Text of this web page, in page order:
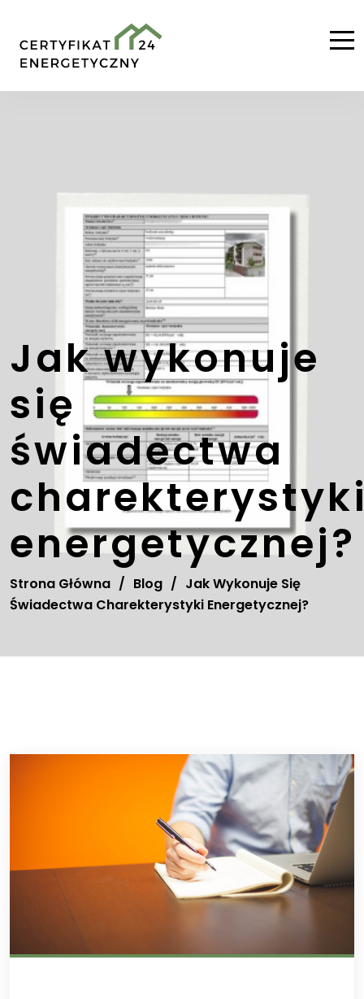
Jak wykonuje
się
świadectwa
energetycznej?
Strona Główna / Blog / Jak Wykonuje Się
Świadectwa Charekterystyki Energetycznej?